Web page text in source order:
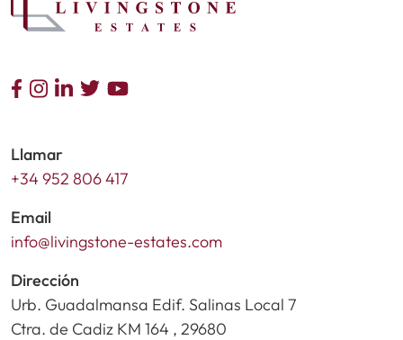
Llamar
+34 952 806 417
Email
info@livingstone-estates.com
Dirección
Urb. Guadalmansa Edif. Salinas Local 7
Ctra. de Cadiz KM 164 , 29680